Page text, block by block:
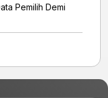
Pemilih Demi